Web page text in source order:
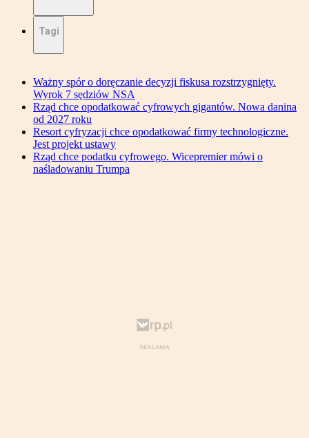
Tagi
Ważny spór o doręczanie decyzji fiskusa rozstrzygnięty.
Wyrok 7 sędziów NSA
Rząd chce opodatkować cyfrowych gigantów. Nowa danina
od 2027 roku
Resort cyfryzacji chce opodatkować firmy technologiczne.
Jest projekt ustawy
Rząd chce podatku cyfrowego. Wicepremier mówi o
naśladowaniu Trumpa